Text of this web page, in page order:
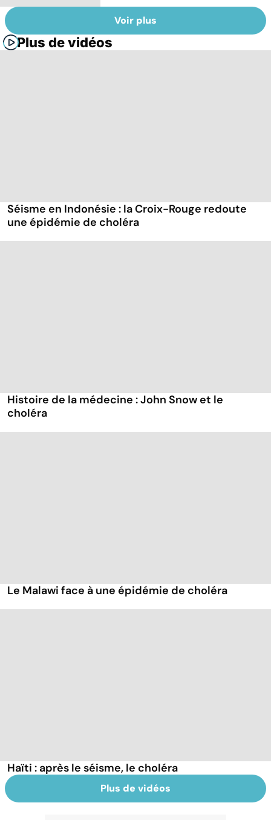
Voir plus
Plus de vidéos
Séisme en Indonésie : la Croix-Rouge redoute
une épidémie de choléra
Histoire de la médecine : John Snow et le
choléra
Le Malawi face à une épidémie de choléra
Haïti : après le séisme, le choléra
Plus de vidéos